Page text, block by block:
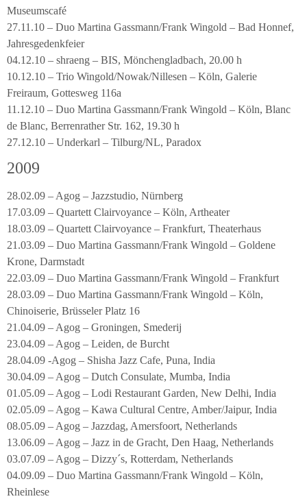
Museumscafé
27.11.10 – Duo Martina Gassmann/Frank Wingold – Bad Honnef,
Jahresgedenkfeier
04.12.10 – shraeng – BIS, Mönchengladbach, 20.00 h
10.12.10 – Trio Wingold/Nowak/Nillesen – Köln, Galerie
Freiraum, Gottesweg 116a
11.12.10 – Duo Martina Gassmann/Frank Wingold – Köln, Blanc
de Blanc, Berrenrather Str. 162, 19.30 h
27.12.10 – Underkarl – Tilburg/NL, Paradox
2009
28.02.09 – Agog – Jazzstudio, Nürnberg
17.03.09 – Quartett Clairvoyance – Köln, Artheater
18.03.09 – Quartett Clairvoyance – Frankfurt, Theaterhaus
21.03.09 – Duo Martina Gassmann/Frank Wingold – Goldene
Krone, Darmstadt
22.03.09 – Duo Martina Gassmann/Frank Wingold – Frankfurt
28.03.09 – Duo Martina Gassmann/Frank Wingold – Köln,
Chinoiserie, Brüsseler Platz 16
21.04.09 – Agog – Groningen, Smederij
23.04.09 – Agog – Leiden, de Burcht
28.04.09 -Agog – Shisha Jazz Cafe, Puna, India
30.04.09 – Agog – Dutch Consulate, Mumba, India
01.05.09 – Agog – Lodi Restaurant Garden, New Delhi, India
02.05.09 – Agog – Kawa Cultural Centre, Amber/Jaipur, India
08.05.09 – Agog – Jazzdag, Amersfoort, Netherlands
13.06.09 – Agog – Jazz in de Gracht, Den Haag, Netherlands
03.07.09 – Agog – Dizzy´s, Rotterdam, Netherlands
04.09.09 – Duo Martina Gassmann/Frank Wingold – Köln,
Rheinlese